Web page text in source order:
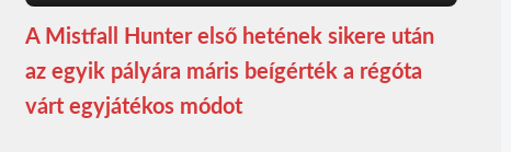
A Mistfall Hunter első hetének sikere után
az egyik pályára máris beígérték a régóta
várt egyjátékos módot